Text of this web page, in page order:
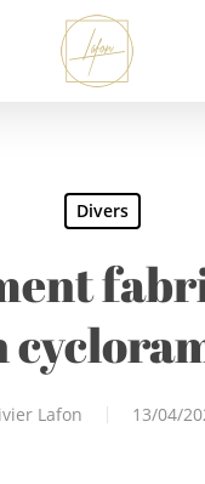
Divers
Lafon 13/04/